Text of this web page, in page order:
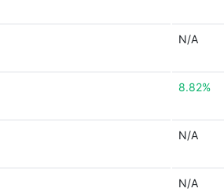
N/A
8.82%
N/A
N/A